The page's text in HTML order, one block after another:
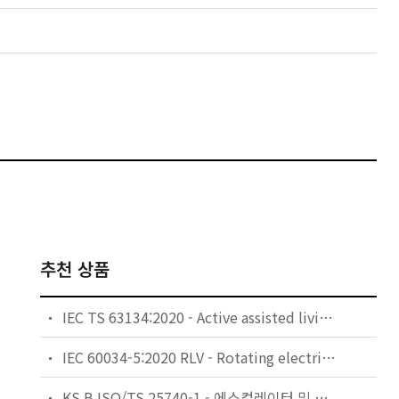
추천 상품
IEC TS 63134:2020 - Active assisted living (AAL) use cases
IEC 60034-5:2020 RLV - Rotating electrical machines - Part 5: Degrees of protection provided by the integral design of rotating electrical machines (IP code) - Classification